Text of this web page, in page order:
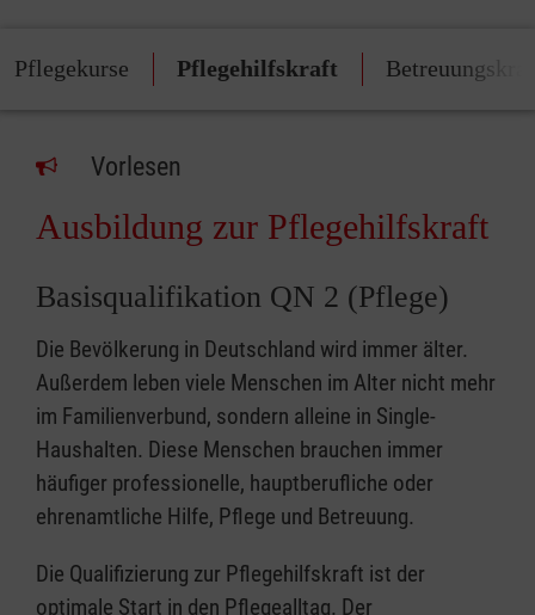
Pflegekurse Pflegehilfskraft
Vorlesen
Ausbildung zur Pflegehilfskraft
Basisqualifikation QN 2 (Pflege)
Die Bevölkerung in Deutschland wird immer älter.
Außerdem leben viele Menschen im Alter nicht mehr
im Familienverbund, sondern alleine in Single-
Haushalten. Diese Menschen brauchen immer
häufiger professionelle, hauptberufliche oder
ehrenamtliche Hilfe, Pflege und Betreuung.
Die Qualifizierung zur Pflegehilfskraft ist der
optimale Start in den Pflegealltag. Der